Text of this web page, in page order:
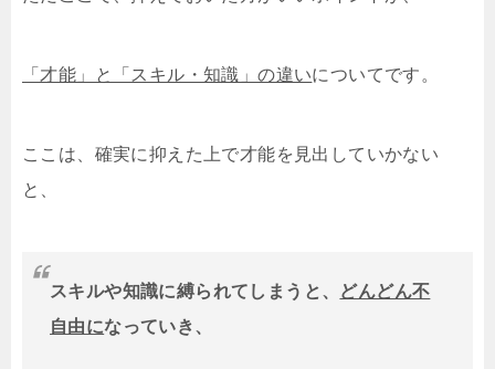
「才能」と「スキル・知識」の違いについてです。
ここは、確実に抑えた上で才能を見出していかない
と、
スキルや知識に縛られてしまうと、 どんどん不
自由になっていき、